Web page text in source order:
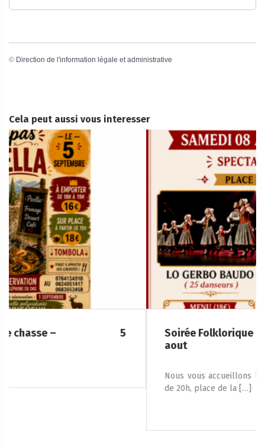
© Direction de l'information légale et administrative
Cela peut aussi vous interesser
Soirée Folklorique – Brigueuil – Samedi 08
Nous vous accueillons le samedi 8 août 2026, à partir
de 20h, place de la […]